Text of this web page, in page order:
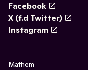
Facebook
X (f.d Twitter)
Instagram
Mathem